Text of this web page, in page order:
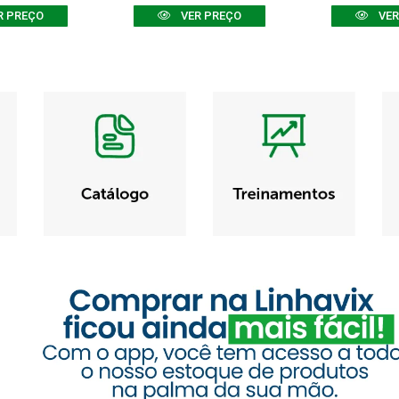
PREÇO VER PREÇO